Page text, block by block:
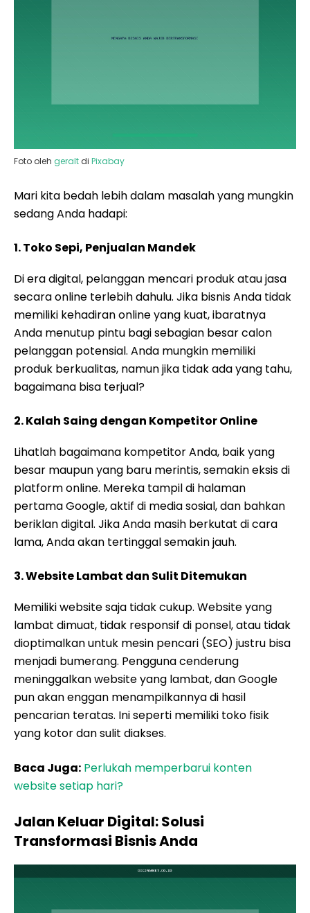
Foto oleh geralt di Pixabay
Mari kita bedah lebih dalam masalah yang mungkin
sedang Anda hadapi:
1. Toko Sepi, Penjualan Mandek
Di era digital, pelanggan mencari produk atau jasa
secara online terlebih dahulu. Jika bisnis Anda tidak
memiliki kehadiran online yang kuat, ibaratnya
Anda menutup pintu bagi sebagian besar calon
pelanggan potensial. Anda mungkin memiliki
produk berkualitas, namun jika tidak ada yang tahu,
bagaimana bisa terjual?
2. Kalah Saing dengan Kompetitor Online
Lihatlah bagaimana kompetitor Anda, baik yang
besar maupun yang baru merintis, semakin eksis di
platform online. Mereka tampil di halaman
pertama Google, aktif di media sosial, dan bahkan
beriklan digital. Jika Anda masih berkutat di cara
lama, Anda akan tertinggal semakin jauh.
3. Website Lambat dan Sulit Ditemukan
Memiliki website saja tidak cukup. Website yang
lambat dimuat, tidak responsif di ponsel, atau tidak
dioptimalkan untuk mesin pencari (SEO) justru bisa
menjadi bumerang. Pengguna cenderung
meninggalkan website yang lambat, dan Google
pun akan enggan menampilkannya di hasil
pencarian teratas. Ini seperti memiliki toko fisik
yang kotor dan sulit diakses.
Baca Juga: Perlukah memperbarui konten
website setiap hari?
Jalan Keluar Digital: Solusi
Transformasi Bisnis Anda